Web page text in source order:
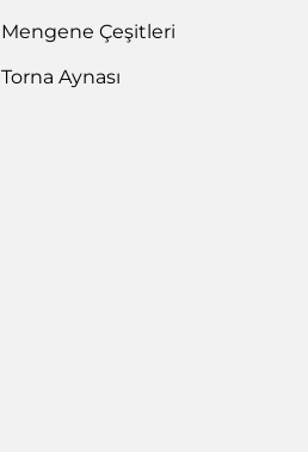
Mengene Çeşitleri
Torna Aynası